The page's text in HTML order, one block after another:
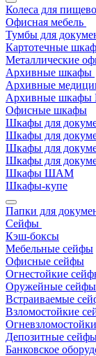
Колеса для
Офисная мебель
Тумбы для
Картотечные
Металлические
Архивные шкафы
Архивные
Архивные шкафы
Офисные шкафы
Шкафы для
Шкафы для
Шкафы для
Шкафы для
Шкафы ШАМ
Шкафы-купе
Папки для
Сейфы
Кэш-боксы
Мебельные сейфы
Офисные сейфы
Огнестойкие
Оружейные
Встраиваемые
Взломостойкие
Депозитные
Банковское